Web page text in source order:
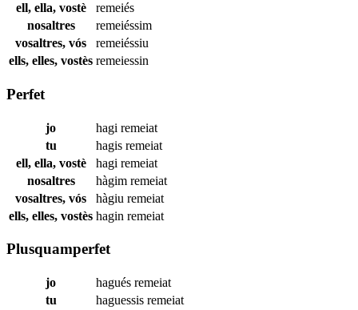
ell, ella, vostè
remeiés
nosaltres
remeiéssim
vosaltres, vós
remeiéssiu
ells, elles, vostès remeiessin
Perfet
jo hagi remeiat
tu
hagis remeiat
ell, ella, vostè
hagi remeiat
nosaltres
hàgim remeiat
vosaltres, vós
hàgiu remeiat
ells, elles, vostès hagin remeiat
Plusquamperfet
jo hagués remeiat
tu
haguessis remeiat